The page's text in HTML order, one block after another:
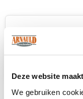
Deze website
We gebruiken
6 panel cap